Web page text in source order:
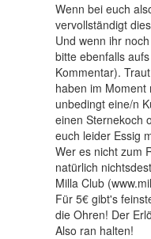
Wenn bei euch
vervollständigt
Und wenn ihr
bitte ebenfalls
Kommentar).
haben im Moment
unbedingt eine/n
einen Sternekoch
euch leider Essig
Wer es nicht zum
natürlich
Milla Club
Für 5€ gibt's
die Ohren! Der
Also ran halten!